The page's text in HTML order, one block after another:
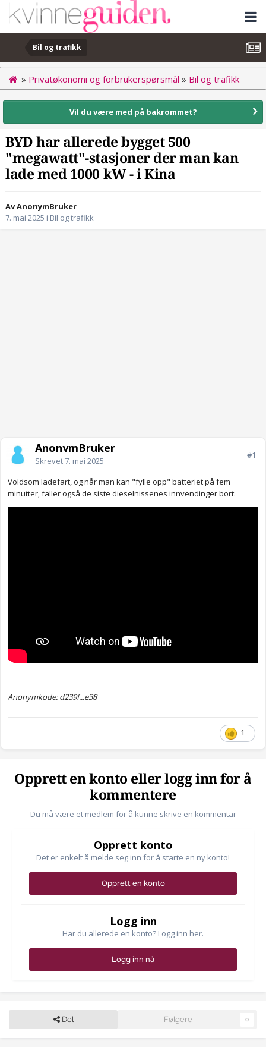
Bil og trafikk
» Privatøkonomi og forbrukerspørsmål » Bil og trafikk
Vil du være med på bakrommet?
BYD har allerede bygget 500
"megawatt"-stasjoner der man kan
lade med 1000 kW - i Kina
Av AnonymBruker
7. mai 2025 i Bil og trafikk
AnonymBruker
Skrevet7. mai 2025
#1
Voldsom ladefart, og når man kan "fylle opp" batteriet på fem
minutter, faller også de siste dieselnissenes innvendinger bort:
Anonymkode: d239f...e38
1
Opprett en konto eller logg inn for å
kommentere
Du må være et medlem for å kunne skrive en kommentar
Opprett konto
Det er enkelt å melde seg inn for å starte en ny konto!
Opprett en konto
Logg inn
Har du allerede en konto? Logg inn her.
Logg inn nå
Del Følgere 0